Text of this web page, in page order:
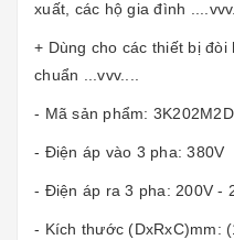
xuất, các hộ gia đình
+ Dùng cho các thiết bị
chuẩn ...vvv....
- Mã sản phẩm:
- Điện áp vào 3 pha: 380V
- Điện áp ra 3 pha: 200V -
- Kích thước (DxRxC)mm: